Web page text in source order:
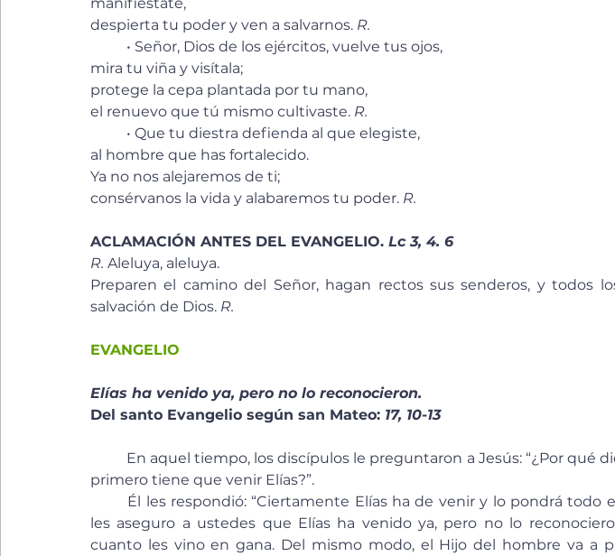
despierta tu poder y ven a salvarnos. R.
	• Señor, Dios de los ejércitos, vuelve tus ojos,
mira tu viña y visítala;
protege la cepa plantada por tu mano,
el renuevo que tú mismo cultivaste. R.
	• Que tu diestra defienda al que elegiste,
al hombre que has fortalecido.
Ya no nos alejaremos de ti;
consérvanos la vida y alabaremos tu poder. R.
ACLAMACIÓN ANTES DEL EVANGELIO. Lc 3, 4. 6
R. Aleluya, aleluya.
Preparen el camino del Señor, hagan rectos sus senderos, y todos
salvación de Dios. R.
EVANGELIO
Elías ha venido ya, pero no lo reconocieron.
Del santo Evangelio según san Mateo: 17, 10-13
primero tiene que venir Elías?”.
les aseguro a ustedes que Elías ha venido ya, pero no lo
cuanto les vino en gana. Del mismo modo, el Hijo del hombre va a